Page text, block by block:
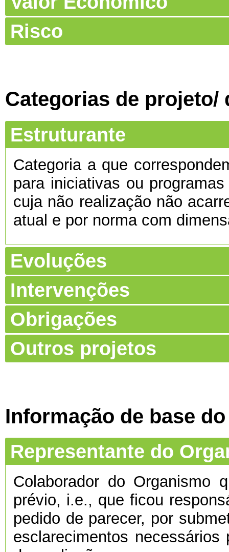
Risco
Categorias de projeto/
Estruturante
Categoria a que
para iniciativas ou
cuja não realização não
atual e por norma com
Evoluções
Intervenções
Obrigações
Outros projetos
Informação de base
Representante do
Colaborador do Organismo
prévio, i.e., que ficou
pedido de parecer, por
esclarecimentos